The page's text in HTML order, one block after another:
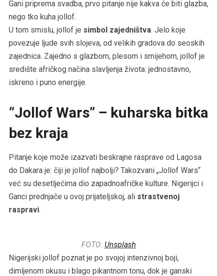
Gani priprema svadba, prvo pitanje nije kakva će biti glazba,
nego tko kuha jollof.
U tom smislu, jollof je simbol zajedništva. Jelo koje
povezuje ljude svih slojeva, od velikih gradova do seoskih
zajednica. Zajedno s glazbom, plesom i smijehom, jollof je
središte afričkog načina slavljenja života: jednostavno,
iskreno i puno energije.
“Jollof Wars” – kuharska bitka
bez kraja
Pitanje koje može izazvati beskrajne rasprave od Lagosa
do Dakara je: čiji je jollof najbolji? Takozvani „Jollof Wars“
već su desetljećima dio zapadnoafričke kulture. Nigerijci i
Ganci prednjače u ovoj prijateljskoj, ali strastvenoj
raspravi.
FOTO: Unsplash
Nigerijski jollof poznat je po svojoj intenzivnoj boji,
dimljenom okusu i blago pikantnom tonu, dok je ganski